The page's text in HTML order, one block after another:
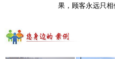
果，顾客永远只相